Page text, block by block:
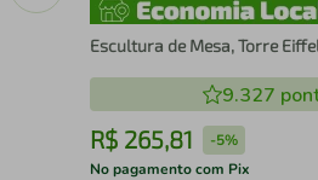
Escultura de Mesa, Torre
9.327
R$ 265,81 -5%
No pagamento com Pix